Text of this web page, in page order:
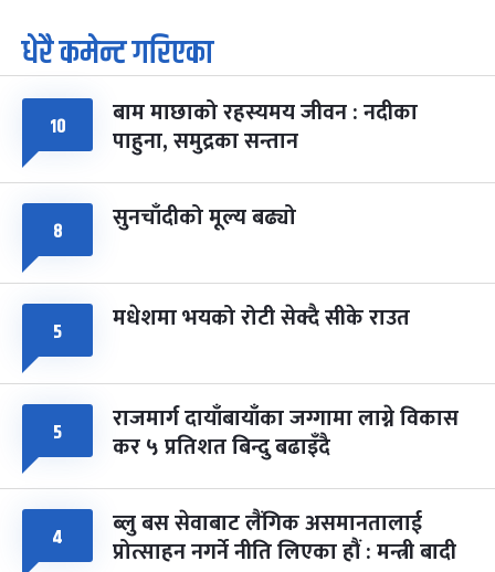
७
आइत
पूर्णिमा व्रत
चैत्र ७, २०८३-Mar 21, 2027
८ फागुपूर्णिमा
चैत्र ८, २०८३-Mar 22, 2027
७ महिना बाँकी
धेरै कमेन्ट गरिएका
१० बाम माछाको रहस्यमय जीवन : नदीका
पाहुना, समुद्रका सन्तान
८ सुनचाँदीको मूल्य बढ्यो
५ मधेशमा भयको रोटी सेक्दै सीके राउत
५ राजमार्ग दायाँबायाँका जग्गामा लाग्ने विकास
कर ५ प्रतिशत बिन्दु बढाइँदै
४ ब्लु बस सेवाबाट लैंगिक असमानतालाई
प्रोत्साहन नगर्ने नीति लिएका हौं : मन्त्री बादी